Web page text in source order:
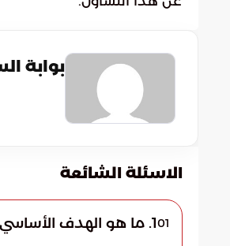
بوابة
الاسئلة الشائعة
011. ما هو الهدف الأساسي من استراتيجية النفط العراقي الحالية؟